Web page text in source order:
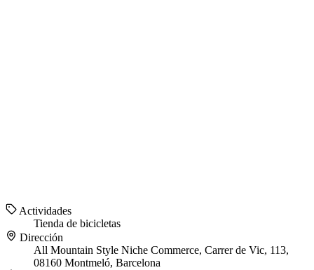
Actividades
Tienda de bicicletas
Dirección
All Mountain Style Niche Commerce, Carrer de Vic, 113,
08160 Montmeló, Barcelona